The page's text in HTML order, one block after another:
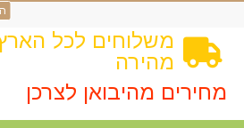
משלוחים לכל
מהירה
מחירים מהיבואן לצרכן